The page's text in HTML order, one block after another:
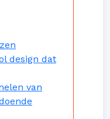
design dat
van